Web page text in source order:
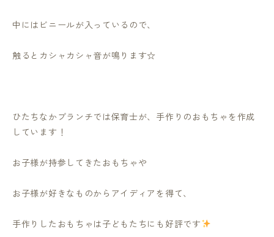
中にはビニールが入っているので、
触るとカシャカシャ音が鳴ります☆
ひたちなかブランチでは保育士が、手作りのおもちゃを作成
しています！
お子様が持参してきたおもちゃや
お子様が好きなものからアイディアを得て、
手作りしたおもちゃは子どもたちにも好評です